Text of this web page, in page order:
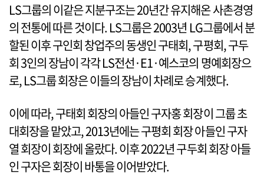
LS그룹의 이같은 지분구조는 20년간 유지해온 사촌경영
의 전통에 따른 것이다. LS그룹은 2003년 LG그룹에서 분
할된 이후 구인회 창업주의 동생인 구태회, 구평회, 구두
회 3인의 장남이 각각 LS전선·E1·예스코의 명예회장으
로, LS그룹 회장은 이들의 장남이 차례로 승계했다.
이에 따라, 구태회 회장의 아들인 구자홍 회장이 그룹 초
대회장을 맡았고, 2013년에는 구평회 회장 아들인 구자
열 회장이 회장에 올랐다. 이후 2022년 구두회 회장 아들
인 구자은 회장이 바통을 이어받았다.